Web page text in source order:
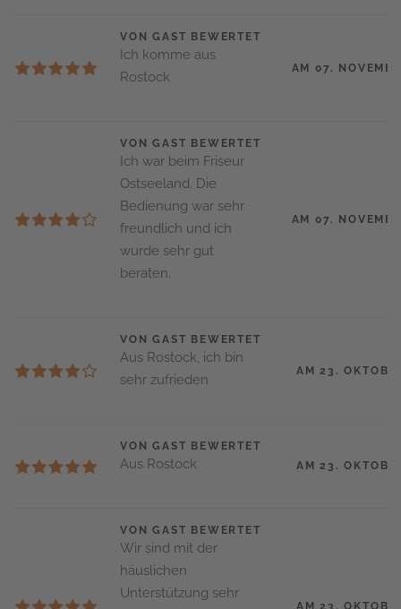
VON GAST BEWERTET
Ich komme aus
Rostock
AM 07.
VON GAST BEWERTET
Ich war beim Friseur
Ostseeland. Die
Bedienung war sehr
freundlich und ich
wurde sehr gut
beraten.
AM 07.
VON GAST BEWERTET
Aus Rostock, ich bin
sehr zufrieden
AM 23.
VON GAST BEWERTET
Aus Rostock AM 23.
VON GAST BEWERTET
Wir sind mit der
häuslichen
Unterstützung sehr
AM 23.